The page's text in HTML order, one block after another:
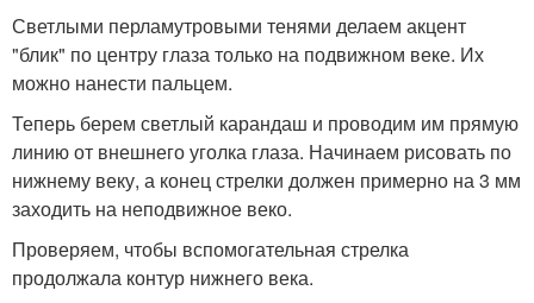
Светлыми перламутровыми тенями делаем акцент
"блик" по центру глаза только на подвижном веке. Их
можно нанести пальцем.
Теперь берем светлый карандаш и проводим им прямую
линию от внешнего уголка глаза. Начинаем рисовать по
нижнему веку, а конец стрелки должен примерно на 3 мм
заходить на неподвижное веко.
Проверяем, чтобы вспомогательная стрелка
продолжала контур нижнего века.